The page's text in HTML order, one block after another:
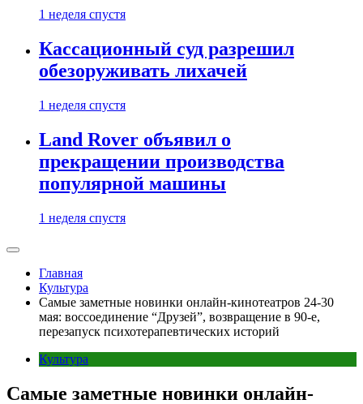
1 неделя спустя
Кассационный суд разрешил
обезоруживать лихачей
1 неделя спустя
Land Rover объявил о
прекращении производства
популярной машины
1 неделя спустя
Главная
Культура
Самые заметные новинки онлайн-кинотеатров 24-30
мая: воссоединение “Друзей”, возвращение в 90-е,
перезапуск психотерапевтических историй
Культура
Самые заметные новинки онлайн-